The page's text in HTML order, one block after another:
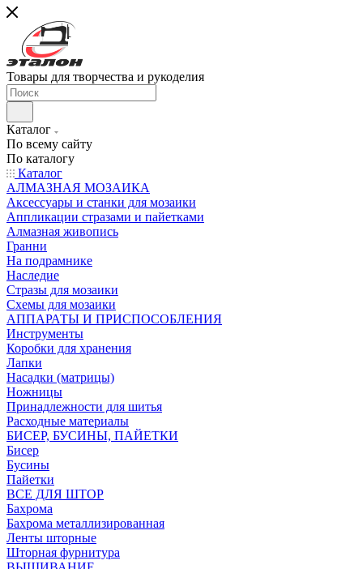
Товары для творчества и рукоделия
Каталог
По всему сайту
По каталогу
Каталог
АЛМАЗНАЯ МОЗАИКА
Аксессуары и станки для мозаики
Аппликации стразами и пайетками
Алмазная живопись
Гранни
На подрамнике
Наследие
Стразы для мозаики
Схемы для мозаики
АППАРАТЫ И ПРИСПОСОБЛЕНИЯ
Инструменты
Коробки для хранения
Лапки
Насадки (матрицы)
Ножницы
Принадлежности для шитья
Расходные материалы
БИСЕР, БУСИНЫ, ПАЙЕТКИ
Бисер
Бусины
Пайетки
ВСЕ ДЛЯ ШТОР
Бахрома
Бахрома металлизированная
Ленты шторные
Шторная фурнитура